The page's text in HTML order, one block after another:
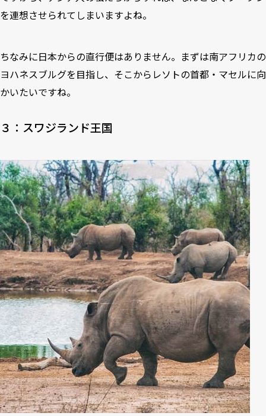
を連想させられてしまいますよね。
ちなみに日本からの直行便はありません。まずは南アフリカの
ヨハネスブルグを目指し、そこからレソトの首都・マセルに向
かいたいですね。
３：スワジランド王国